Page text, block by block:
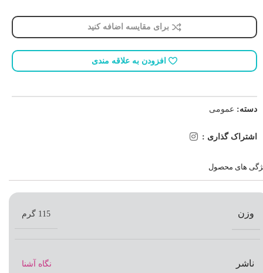
برای مقایسه اضافه کنید
افزودن به علاقه مندی
دسته: عمومی
اشتراک گذاری :
های محصول
وزن 115 گرم
ناشر نگاه آشنا